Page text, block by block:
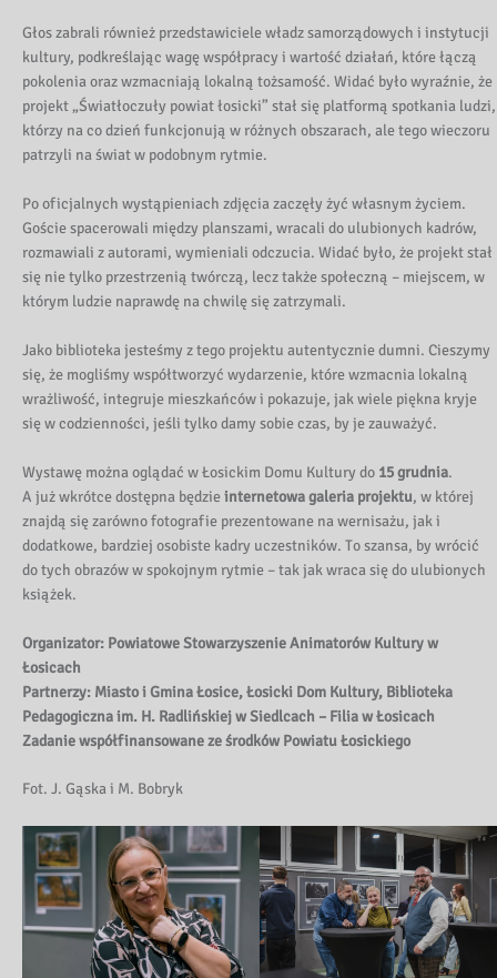
Głos zabrali również przedstawiciele władz samorządowych i instytucji
kultury, podkreślając wagę współpracy i wartość działań, które łączą
pokolenia oraz wzmacniają lokalną tożsamość. Widać było wyraźnie, że
projekt „Światłoczuły powiat łosicki” stał się platformą spotkania ludzi,
którzy na co dzień funkcjonują w różnych obszarach, ale tego wieczoru
patrzyli na świat w podobnym rytmie.
Po oficjalnych wystąpieniach zdjęcia zaczęły żyć własnym życiem.
Goście spacerowali między planszami, wracali do ulubionych kadrów,
rozmawiali z autorami, wymieniali odczucia. Widać było, że projekt stał
się nie tylko przestrzenią twórczą, lecz także społeczną – miejscem, w
którym ludzie naprawdę na chwilę się zatrzymali.
Jako biblioteka jesteśmy z tego projektu autentycznie dumni. Cieszymy
się, że mogliśmy współtworzyć wydarzenie, które wzmacnia lokalną
wrażliwość, integruje mieszkańców i pokazuje, jak wiele piękna kryje
się w codzienności, jeśli tylko damy sobie czas, by je zauważyć.
Wystawę można oglądać w Łosickim Domu Kultury do 15 grudnia.
A już wkrótce dostępna będzieinternetowa galeria projektu, w której
znajdą się zarówno fotografie prezentowane na wernisażu, jak i
dodatkowe, bardziej osobiste kadry uczestników. To szansa, by wrócić
do tych obrazów w spokojnym rytmie – tak jak wraca się do ulubionych
książek.
Organizator: Powiatowe Stowarzyszenie Animatorów Kultury w
Łosicach
Partnerzy: Miasto i Gmina Łosice, Łosicki Dom Kultury, Biblioteka
Pedagogiczna im. H. Radlińskiej w Siedlcach – Filia w Łosicach
Zadanie współfinansowane ze środków Powiatu Łosickiego
Fot. J. Gąska i M. Bobryk